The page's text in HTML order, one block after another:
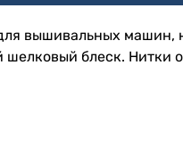
вышивальных машин,
блеск. Нитки